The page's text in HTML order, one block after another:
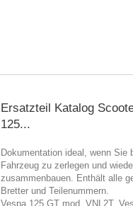
Ersatzteil Katalog
125...
Dokumentation ideal, wenn Sie
Fahrzeug zu zerlegen und
zusammenbauen. Enthält alle
Bretter und Teilenummern.
Vespa 125 GT mod. VNL2T,